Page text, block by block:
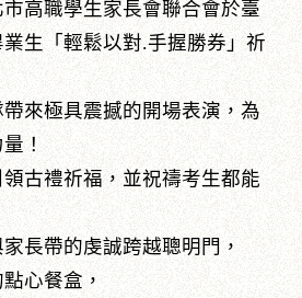
市高職學生家長會聯合會於臺
生「輕鬆以對.手握勝券」祈
來極具震撼的開場表演，為
！
古禮祈福，並祝禱考生都能
長帶的虔誠跨越聰明門，
心餐盒，